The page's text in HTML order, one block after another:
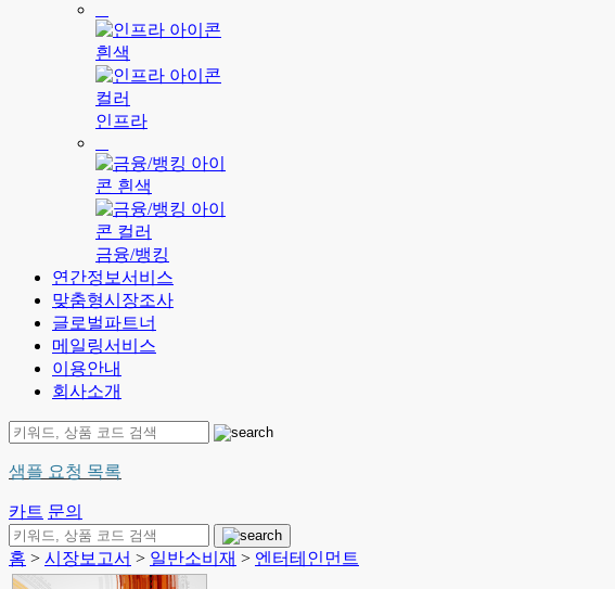
인프라
금융/뱅킹
연간정보서비스
맞춤형시장조사
글로벌파트너
메일링서비스
이용안내
회사소개
샘플 요청 목록
카트 문의
홈 > 시장보고서 > 일반소비재 > 엔터테인먼트